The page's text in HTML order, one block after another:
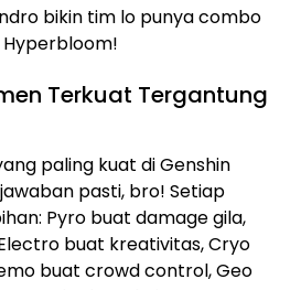
bikin tim lo punya combo
Terkuat Tergantung
paling kuat di Genshin
pasti, bro! Setiap
Pyro buat damage gila,
buat kreativitas, Cryo
buat crowd control, Geo